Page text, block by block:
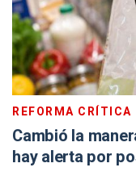
REFORMA CRÍTICA
Cambió la
hay alerta por